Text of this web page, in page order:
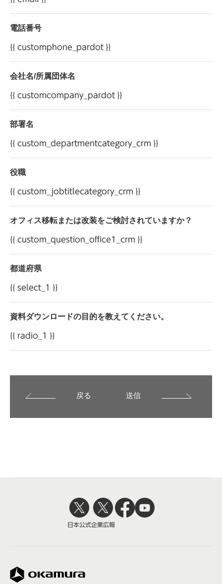
申し出ください。
ください。
株式会社 オカムラ お客様相談室 電話：0120-
株式会社 オカムラ 個人情報管理責任者
電話番号
{{ customphone_pardot }}
会社名/所属団体名
{{ customcompany_pardot }}
部署名
{{ custom_departmentcategory_crm }}
役職
{{ custom_jobtitlecategory_crm }}
オフィス移転または改装をご検討されていますか？
{{ custom_question_office1_crm }}
都道府県
{{ select_1 }}
資料ダウンロードの目的を教えてください。
{{ radio_1 }}
戻る 送信
日本公式企業広報